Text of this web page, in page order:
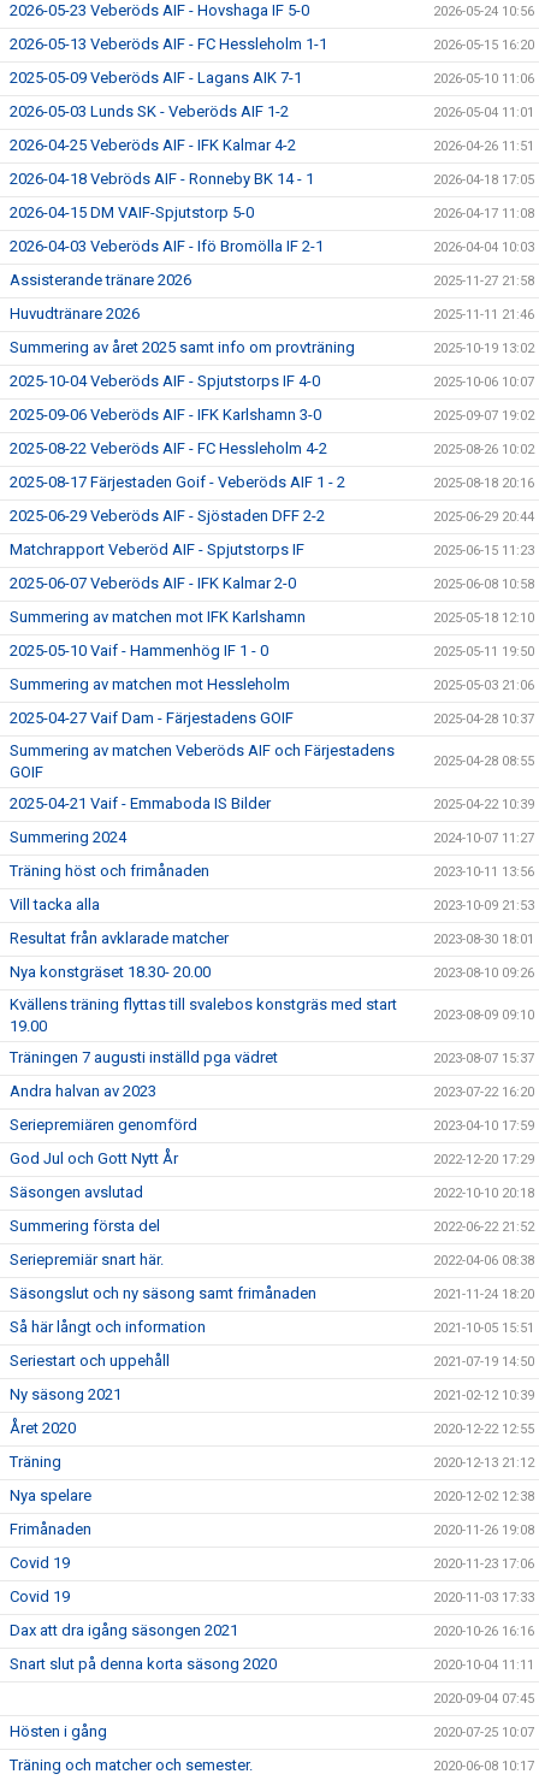
2026-05-23 Veberöds AIF - Hovshaga IF 5-0 2026-05-24 10:56
2026-05-13 Veberöds AIF - FC Hessleholm 1-1 2026-05-15 16:20
2025-05-09 Veberöds AIF - Lagans AIK 7-1 2026-05-10 11:06
2026-05-03 Lunds SK - Veberöds AIF 1-2 2026-05-04 11:01
2026-04-25 Veberöds AIF - IFK Kalmar 4-2 2026-04-26 11:51
2026-04-18 Vebröds AIF - Ronneby BK 14 - 1 2026-04-18 17:05
2026-04-15 DM VAIF-Spjutstorp 5-0 2026-04-17 11:08
2026-04-03 Veberöds AIF - Ifö Bromölla IF 2-1 2026-04-04 10:03
Assisterande tränare 2026 2025-11-27 21:58
Huvudtränare 2026 2025-11-11 21:46
Summering av året 2025 samt info om provträning 2025-10-19 13:02
2025-10-04 Veberöds AIF - Spjutstorps IF 4-0 2025-10-06 10:07
2025-09-06 Veberöds AIF - IFK Karlshamn 3-0 2025-09-07 19:02
2025-08-22 Veberöds AIF - FC Hessleholm 4-2 2025-08-26 10:02
2025-08-17 Färjestaden Goif - Veberöds AIF 1 - 2 2025-08-18 20:16
2025-06-29 Veberöds AIF - Sjöstaden DFF 2-2 2025-06-29 20:44
Matchrapport Veberöd AIF - Spjutstorps IF 2025-06-15 11:23
2025-06-07 Veberöds AIF - IFK Kalmar 2-0 2025-06-08 10:58
Summering av matchen mot IFK Karlshamn 2025-05-18 12:10
2025-05-10 Vaif - Hammenhög IF 1 - 0 2025-05-11 19:50
Summering av matchen mot Hessleholm 2025-05-03 21:06
2025-04-27 Vaif Dam - Färjestadens GOIF 2025-04-28 10:37
Summering av matchen Veberöds AIF och Färjestadens
GOIF
2025-04-28 08:55
2025-04-21 Vaif - Emmaboda IS Bilder 2025-04-22 10:39
Summering 2024 2024-10-07 11:27
Träning höst och frimånaden 2023-10-11 13:56
Vill tacka alla 2023-10-09 21:53
Resultat från avklarade matcher 2023-08-30 18:01
Nya konstgräset 18.30- 20.00 2023-08-10 09:26
Kvällens träning flyttas till svalebos konstgräs med start
19.00
2023-08-09 09:10
Träningen 7 augusti inställd pga vädret 2023-08-07 15:37
Andra halvan av 2023 2023-07-22 16:20
Seriepremiären genomförd 2023-04-10 17:59
God Jul och Gott Nytt År 2022-12-20 17:29
Säsongen avslutad 2022-10-10 20:18
Summering första del 2022-06-22 21:52
Seriepremiär snart här. 2022-04-06 08:38
Säsongslut och ny säsong samt frimånaden 2021-11-24 18:20
Så här långt och information 2021-10-05 15:51
Seriestart och uppehåll 2021-07-19 14:50
Ny säsong 2021 2021-02-12 10:39
Året 2020 2020-12-22 12:55
Träning 2020-12-13 21:12
Nya spelare 2020-12-02 12:38
Frimånaden 2020-11-26 19:08
Covid 19 2020-11-23 17:06
Covid 19 2020-11-03 17:33
Dax att dra igång säsongen 2021 2020-10-26 16:16
Snart slut på denna korta säsong 2020 2020-10-04 11:11
2020-09-04 07:45
Hösten i gång 2020-07-25 10:07
Träning och matcher och semester. 2020-06-08 10:17